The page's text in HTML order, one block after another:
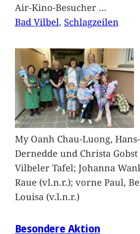
Air-Kino-Besucher …
Bad Vilbel, Schlagzeilen
My Oanh Chau-Luong,
Dernedde und Christa
Vilbeler Tafel; Johanna
Raue (vl.n.r.); vorne Paul,
Louisa (v.l.n.r.)
Besondere Aktion